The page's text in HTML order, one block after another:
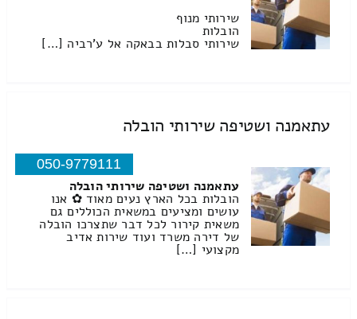
שירותי מנוף
הובלות
שירותי סבלות בבאקה אל ע'רביה […]
עתאמנה ושטיפה שירותי הובלה
050-9779111
עתאמנה ושטיפה שירותי הובלה
הובלות בכל הארץ נעים מאוד ✿ אנו
עושים ומציעים במשאית הכוללים גם
משאית קירור לכל דבר שתצרכו הובלה
של דירה משרד ועוד שירות אדיב
מקצועי […]